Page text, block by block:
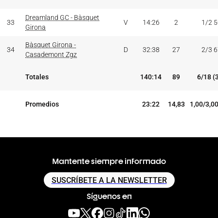
33
Dreamland GC - Bàsquet
Girona
V 14:26 2 1/2
34
Bàsquet Girona -
Casademont Zgz
D 32:38 27 2/3
Totales 140:14 89 6/18
Promedios 23:22 14,83 1,00/
Mantente siempre informado
SUSCRÍBETE A LA NEWSLETTER
Síguenos en